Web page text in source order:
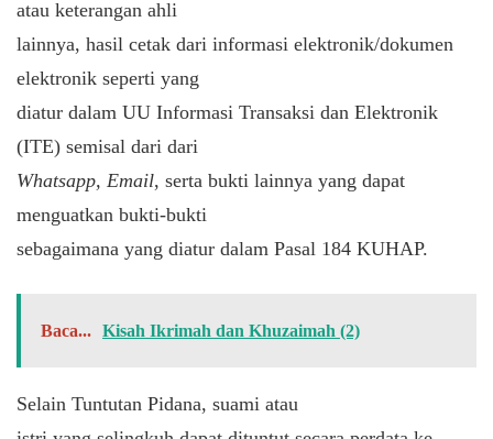
atau keterangan ahli
lainnya, hasil cetak dari informasi elektronik/dokumen
elektronik seperti yang
diatur dalam UU Informasi Transaksi dan Elektronik
(ITE) semisal dari dari
Whatsapp, Email, serta bukti lainnya yang dapat
menguatkan bukti-bukti
sebagaimana yang diatur dalam Pasal 184 KUHAP.
Baca... Kisah Ikrimah dan Khuzaimah (2)
Selain Tuntutan Pidana, suami atau